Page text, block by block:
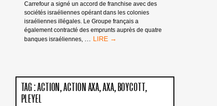
Carrefour a signé un accord de franchise avec des
sociétés israéliennes opérant dans les colonies
israéliennes illégales. Le Groupe français a
également contracté des emprunts auprès de quatre
banques israéliennes,
COMMUNIQUÉ
AFPS,
BDS
TAG :ACTION ACTION AXA AXA BOYCOTT
PLEYEL